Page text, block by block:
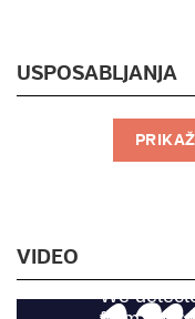
USPOSABLJANJA
VIDEO